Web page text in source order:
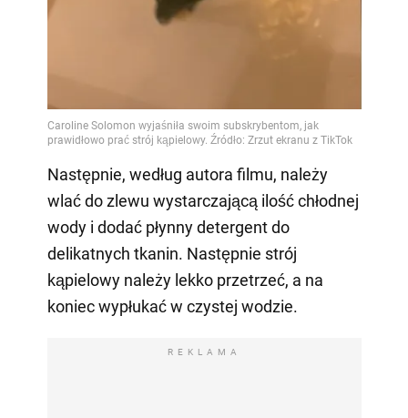
Następnie, według autora filmu, należy
wlać do zlewu wystarczającą ilość chłodnej
wody i dodać płynny detergent do
delikatnych tkanin. Następnie strój
kąpielowy należy lekko przetrzeć, a na
koniec wypłukać w czystej wodzie.
REKLAMA